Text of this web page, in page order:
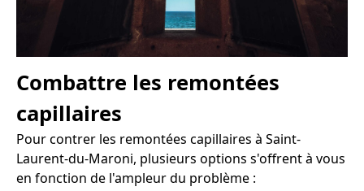
Combattre les remontées
capillaires
Pour contrer les remontées capillaires à Saint-
Laurent-du-Maroni, plusieurs options s'offrent à vous
en fonction de l'ampleur du problème :